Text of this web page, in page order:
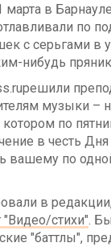
в
по
с серьгами в
нибудь
музыки –
по
в честь
вашему по
в
"Видео/стихи".
"баттлы",